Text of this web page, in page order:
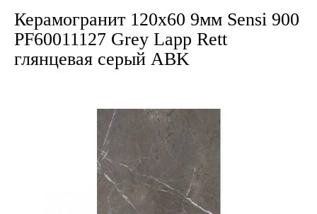
Керамогранит 120x60 9мм Sensi 900
PF60011127 Grey Lapp Rett
глянцевая серый ABK